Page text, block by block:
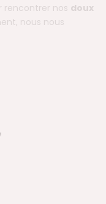
rencontrer nos doux
nous nous